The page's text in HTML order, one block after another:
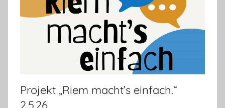
Projekt „Riem macht’s einfach.“
2.5.26